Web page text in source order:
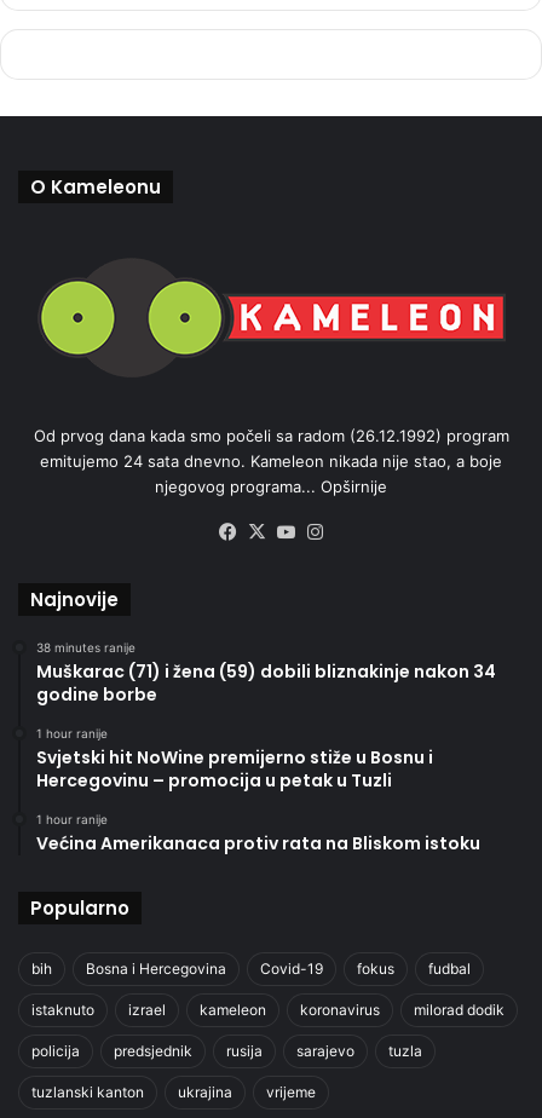
O Kameleonu
Od prvog dana kada smo počeli sa radom (26.12.1992) program
emitujemo 24 sata dnevno. Kameleon nikada nije stao, a boje
njegovog programa... Opširnije
Facebook
X YouTube
Najnovije
38 minutes ranije
Muškarac (71) i žena (59) dobili bliznakinje nakon 34
godine borbe
1 hour ranije
Svjetski hit NoWine premijerno stiže u Bosnu i
Hercegovinu – promocija u petak u Tuzli
1 hour ranije
Većina Amerikanaca protiv rata na Bliskom istoku
Popularno
bih Bosna i Hercegovina Covid-19 fokus fudbal
istaknuto izrael kameleon koronavirus milorad dodik
policija predsjednik rusija sarajevo tuzla
tuzlanski kanton ukrajina vrijeme